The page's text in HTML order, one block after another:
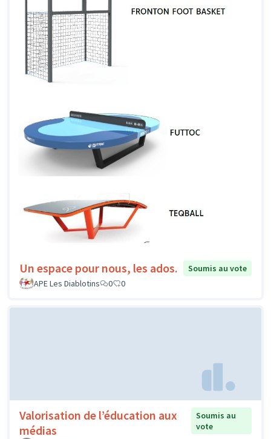
Un espace pour nous, les ados.
Soumis au vote
APE Les Diablotins
0 0
Valorisation de l’éducation aux
médias
Soumis au
vote